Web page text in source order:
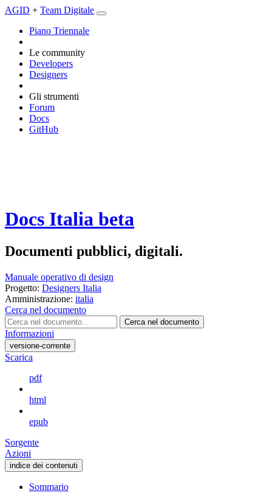
AGID + Team Digitale
Piano Triennale
Le community
Developers
Designers
Gli strumenti
Forum
Docs
GitHub
Docs Italia beta
Documenti pubblici, digitali.
Manuale operativo di design
Progetto: Designers Italia
Amministrazione: italia
Cerca nel documento
Cerca nel documento
Informazioni
versione-corrente
Scarica
pdf
html
epub
Sorgente
Azioni
indice dei contenuti
Sommario